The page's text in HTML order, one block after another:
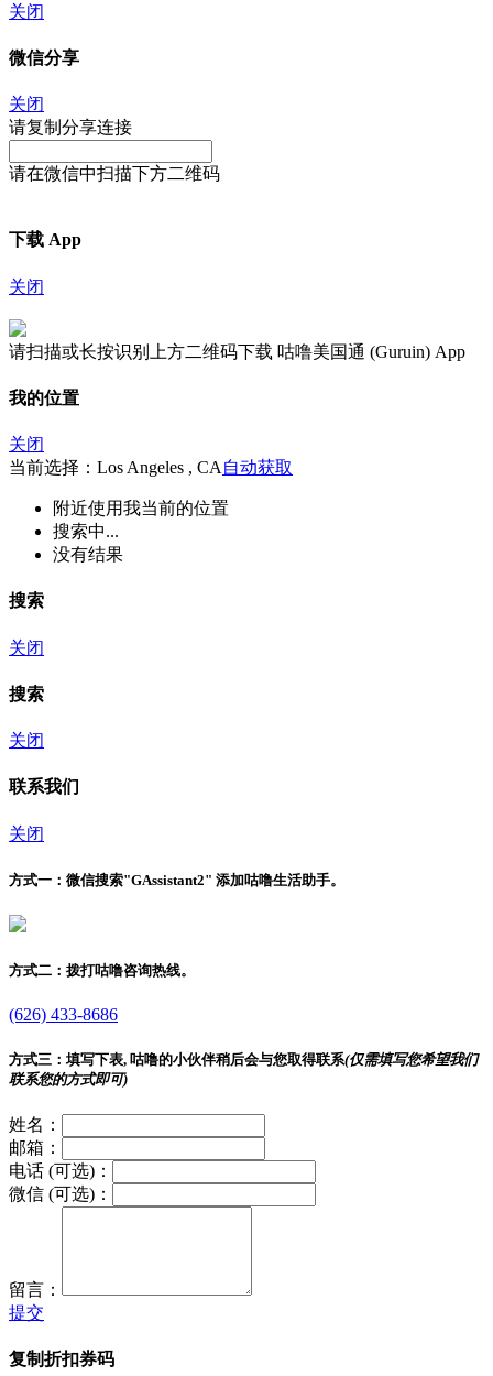
关闭
微信分享
关闭
请复制分享连接
请在微信中扫描下方二维码
下载 App
关闭
请扫描或长按识别上方二维码下载 咕噜美国通 (Guruin) App
我的位置
关闭
当前选择：Los Angeles , CA 自动获取
附近使用我当前的位置
搜索中...
没有结果
搜索
关闭
搜索
关闭
联系我们
关闭
方式一： 微信搜索"GAssistant2" 添加咕噜生活助手。
方式二： 拨打咕噜咨询热线。
(626) 433-8686
方式三： 填写下表, 咕噜的小伙伴稍后会与您取得联系(仅需填写您希望我们
联系您的方式即可)
姓名：
邮箱：
电话 (可选)：
微信 (可选)：
留言：
提交
复制折扣券码